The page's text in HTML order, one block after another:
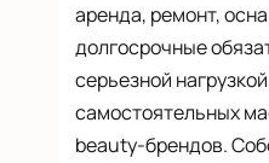
аренда, ремонт,
долгосрочные
серьезной
самостоятельных
beauty-брендов.